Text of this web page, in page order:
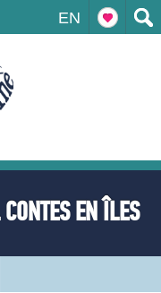
EN
EN ÎLES